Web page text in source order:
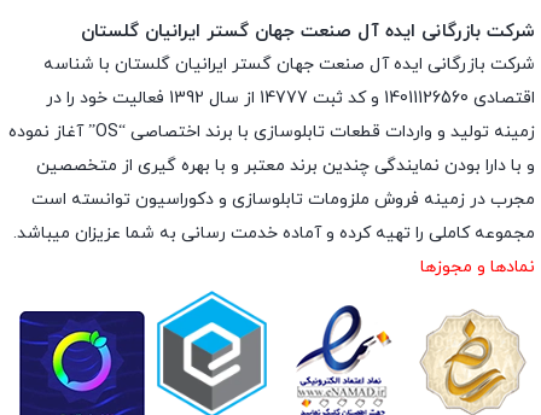
شرکت بازرگانی ایده آل صنعت جهان گستر ایرانیان گلستان
شرکت بازرگانی ایده آل صنعت جهان گستر ایرانیان گلستان با شناسه
اقتصادی 14011126560 و کد ثبت 14777 از سال 1392 فعالیت خود را در
زمینه تولید و واردات قطعات تابلوسازی با برند اختصاصی “OS” آغاز نموده
و با دارا بودن نمایندگی چندین برند معتبر و با بهره گیری از متخصصین
مجرب در زمینه فروش ملزومات تابلوسازی و دکوراسیون توانسته است
مجموعه کاملی را تهیه کرده و آماده خدمت رسانی به شما عزیزان میباشد.
نمادها و مجوزها